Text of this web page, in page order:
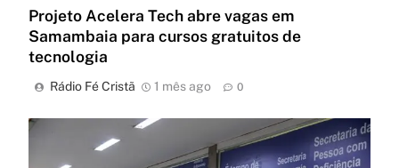
Projeto Acelera Tech abre vagas em
Samambaia para cursos gratuitos de
tecnologia
Rádio Fé Cristã 1 mês ago 0